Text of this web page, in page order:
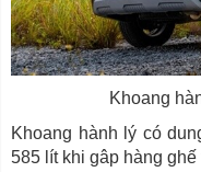
Khoang
Khoang hành lý có
585 lít khi gâp hàng ghế